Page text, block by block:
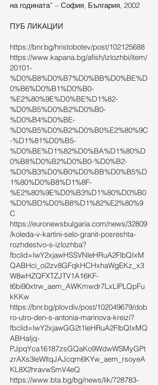
на годината” – София, България, 2002
ПУБ ЛИКАЦИИ
https://bnr.bg/hristobotev/post/102125688
https://www.kapana.bg/afish/izlozhbi/item/
20101-
%D0%B8%D0%B7%D0%BB%D0%BE%D
0%B6%D0%B1%D0%B0-
%E2%80%9E%D0%BE%D1%82-
%D0%B5%D0%B2%D0%B0-
%D0%B4%D0%BE-
%D0%B5%D0%B2%D0%B0%E2%80%9C
-%D1%81%D0%B5-
%D0%BE%D1%82%D0%BA%D1%80%D
0%B8%D0%B2%D0%B0-%D0%B2-
%D0%B3%D0%B0%D0%BB%D0%B5%D
1%80%D0%B8%D1%8F-
%E2%80%9E%D0%B3%D1%80%D0%B0
%D0%BD%D0%B8%D1%82%E2%80%9
C
https://euronewsbulgaria.com/news/32809
/koleda-v-kartini-selo-granit-posreshta-
rozhdestvo-s-izlozhba?
fbclid=IwY2xjawHSSVNleHRuA2FlbQIxM
QABHci_oi2zv8GFqkHCHxhaWgEKz_x3
W8wHZQFXTZJTV1A16KF-
t6bi90xtrw_aem_AWKmwdr7LxLlPLQpFu
kKKw
https://bnr.bg/plovdiv/post/102049679/dob
ro-utro-den-s-antonia-marinova-kreizi?
fbclid=IwY2xjawGG2t1leHRuA2FlbQIxMQ
ABHaIjq-
PJpqYca16187zsGQaKo9WdwWSMyGPt
zrAXs3leWltqJAJcqm6KYw_aem_rsoyeA
KL8X2hravwSmV4eQ
https://www.bta.bg/bg/news/lik/728783-